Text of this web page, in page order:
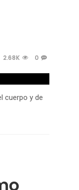
2.68K 0
cuerpo y de